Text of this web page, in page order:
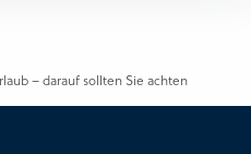
– darauf sollten Sie achten